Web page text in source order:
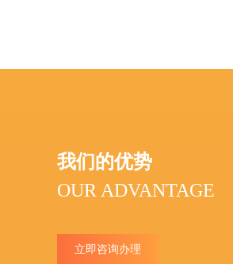
我们的优势
OUR ADVANTAGE
立即咨询办理